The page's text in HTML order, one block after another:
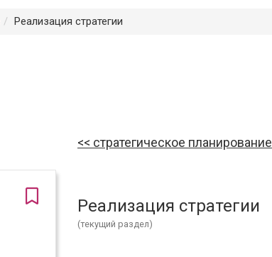
Реализация стратегии
стратегическое планирование
Реализация стратегии
(текущий раздел)